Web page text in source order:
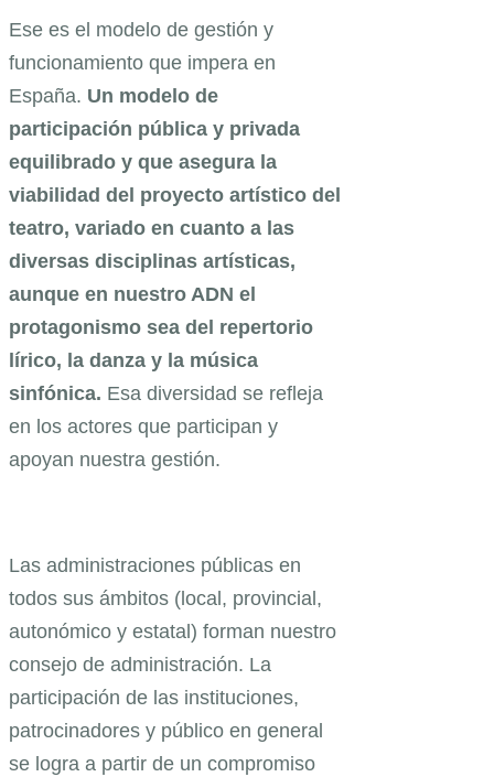
Ese es el modelo de gestión y
funcionamiento que impera en
España. Un modelo de
participación pública y privada
equilibrado y que asegura la
viabilidad del proyecto artístico del
teatro, variado en cuanto a las
diversas disciplinas artísticas,
aunque en nuestro ADN el
protagonismo sea del repertorio
lírico, la danza y la música
sinfónica. Esa diversidad se refleja
en los actores que participan y
apoyan nuestra gestión.
Las administraciones públicas en
todos sus ámbitos (local, provincial,
autonómico y estatal) forman nuestro
consejo de administración. La
participación de las instituciones,
patrocinadores y público en general
se logra a partir de un compromiso